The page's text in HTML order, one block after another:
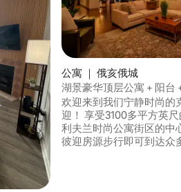
公寓 ｜ 俄亥俄城
湖景豪华顶层公寓 + 阳台
房
欢迎来到我们宁静时尚的
迎！ 享受3100多平方英尺的空间。 位于克
利夫兰时尚公寓街区的中
彼迎房源步行即可到达众